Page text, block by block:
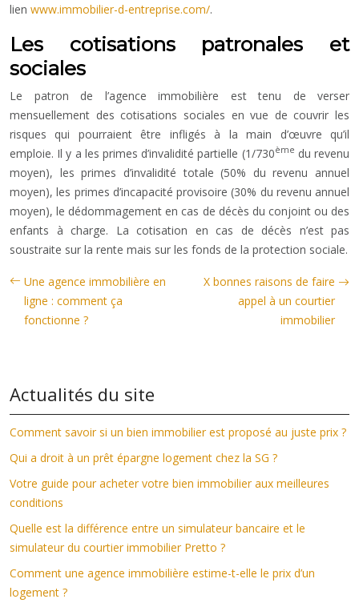
lien www.immobilier-d-entreprise.com/.
Les cotisations patronales et
sociales
Le patron de l’agence immobilière est tenu de verser
mensuellement des cotisations sociales en vue de couvrir les
risques qui pourraient être infligés à la main d’œuvre qu’il
emploie. Il y a les primes d’invalidité partielle (1/730ème du revenu
moyen), les primes d’invalidité totale (50% du revenu annuel
moyen), les primes d’incapacité provisoire (30% du revenu annuel
moyen), le dédommagement en cas de décès du conjoint ou des
enfants à charge. La cotisation en cas de décès n’est pas
soustraite sur la rente mais sur les fonds de la protection sociale.
Une agence immobilière en
ligne : comment ça
fonctionne ?
X bonnes raisons de faire
appel à un courtier
immobilier
Actualités du site
Comment savoir si un bien immobilier est proposé au juste prix ?
Qui a droit à un prêt épargne logement chez la SG ?
Votre guide pour acheter votre bien immobilier aux meilleures
conditions
Quelle est la différence entre un simulateur bancaire et le
simulateur du courtier immobilier Pretto ?
Comment une agence immobilière estime-t-elle le prix d’un
logement ?